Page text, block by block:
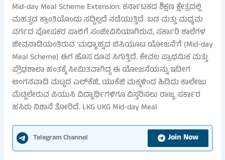
Mid-day Meal Scheme Extension: ಕರ್ನಾಟಕದ ಶಿಕ್ಷಣ ಕ್ಷೇತ್ರದಲ್ಲಿ
ಮಹತ್ವದ ಕ್ರಾಂತಿಯೊಂದು ಸದ್ದಿಲ್ಲದೆ ನಡೆಯುತ್ತಿದೆ. ಬಡ ಮತ್ತು ಮಧ್ಯಮ
ವರ್ಗದ ಪೋಷಕರ ಪಾಲಿಗೆ ಸಂಜೀವಿನಿಯಾಗಿರುವ, ಸರ್ಕಾರಿ ಶಾಲೆಗಳ
ಜೀವನಾಡಿಯಂತಿರುವ ‘ಮಧ್ಯಾಹ್ನದ ಬಿಸಿಯೂಟ ಯೋಜನೆ’ಗೆ (Mid-day
Meal Scheme) ಈಗ ಹೊಸ ರೂಪ ಸಿಗುತ್ತಿದೆ. ಕೇವಲ ಪ್ರಾಥಮಿಕ ಮತ್ತು
ಪ್ರೌಢಶಾಲಾ ಹಂತಕ್ಕೆ ಸೀಮಿತವಾಗಿದ್ದ ಈ ಯೋಜನೆಯನ್ನು ಇದೀಗ
ಅಂಗನವಾಡಿ ಮಟ್ಟದ ಎಲ್‌ಕೆಜಿ, ಯುಕೆಜಿ ಮಕ್ಕಳಿಂದ ಹಿಡಿದು ಕಾಲೇಜು
ಮೆಟ್ಟಿಲೇರುವ ಪಿಯುಸಿ ವಿದ್ಯಾರ್ಥಿಗಳಿಗೂ ವಿಸ್ತರಿಸಲು ರಾಜ್ಯ ಸರ್ಕಾರ
ಹಸಿರು ನಿಶಾನೆ ತೋರಿದೆ. LKG UKG Mid-day Meal
Telegram Channel Join Now